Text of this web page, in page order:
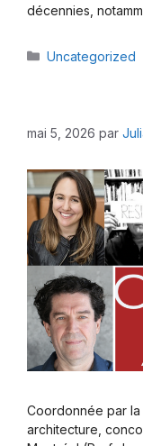
décennies,
Catégories
Uncategorized
mai 5, 2026 par
Coordonnée par
architecture,